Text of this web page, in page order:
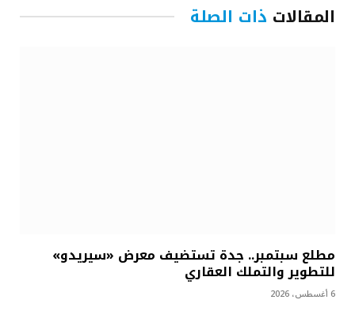
المقالات ذات الصلة
مطلع سبتمبر.. جدة تستضيف معرض «سيريدو»
للتطوير والتملك العقاري
6 أغسطس، 2026